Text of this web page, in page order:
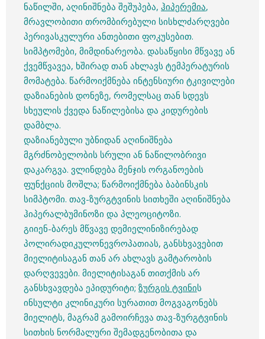
ნაწილში, აღინიშნება შეშუპება, ჰიპერემია,
მრავლობითი თრომბირებული სისხლძარღვები
პერივასკულური ანთებითი ფოკუსებით.
სიმპტომები, მიმდინარეობა. დასაწყისი მწვავე ან
ქვემწვავეა, ხშირად თან ახლავს ტემპერატურის
მომატება. წარმოიქმნება ინტენსიური ტკივილები
დაზიანების დონეზე, რომელსაც თან სდევს
სხეულის ქვედა ნაწილებისა და კიდურების
დამბლა.
დაზიანებული უბნიდან აღინიშნება
მგრძნობელობის სრული ან ნაწილობრივი
დაკარგვა. ვლინდება მენჯის ორგანოების
ფუნქციის მოშლა; წარმოიქმნება ბაბინსკის
სიმპტომი. თავ-ზურგტვინის სითხეში აღინიშნება
ჰიპერალბუმინოზი და პლეოციტოზი.
გიიენ-ბარეს მწვავე დემიელინიზირებად
პოლირადიკულონევროპათიას, განსხვავებით
მიელიტისაგან თან არ ახლავს გამტარობის
დარღვევები. მიელიტისაგან თითქმის არ
განსხვავდება ეპიდურიტი; ზურგის ტვინის
ინსულტი კლინიკური სურათით მოგვაგონებს
მიელიტს, მაგრამ გამოირჩევა თავ-ზურგტვინის
სითხის ნორმალური შემადგენობითა და